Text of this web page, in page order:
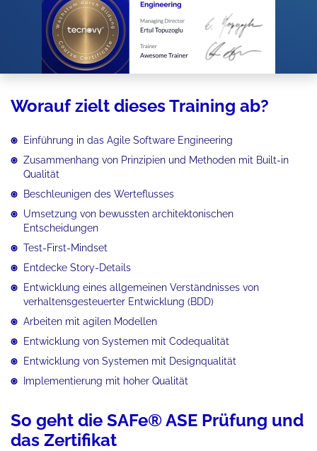
Worauf zielt dieses Training ab?
Einführung in das Agile Software Engineering
Zusammenhang von Prinzipien und Methoden mit Built-in
Qualität
Beschleunigen des Werteflusses
Umsetzung von bewussten architektonischen
Entscheidungen
Test-First-Mindset
Entdecke Story-Details
Entwicklung eines allgemeinen Verständnisses von
verhaltensgesteuerter Entwicklung (BDD)
Arbeiten mit agilen Modellen
Entwicklung von Systemen mit Codequalität
Entwicklung von Systemen mit Designqualität
Implementierung mit hoher Qualität
So geht die SAFe® ASE Prüfung und
das Zertifikat